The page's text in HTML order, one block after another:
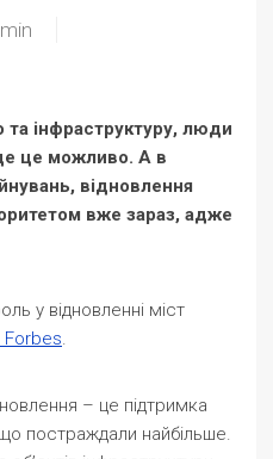
інфраструктуру, люди
це можливо. А в
відновлення
вже зараз, адже
у відновленні міст
.
– це підтримка
постраждали найбільше.